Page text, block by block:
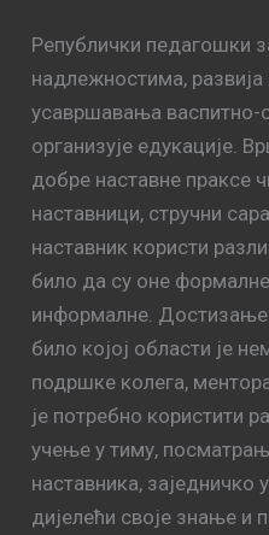
Републички педагошки
надлежностима, развија
усавршавања васпитно-
организује едукације.
добре наставне праксе
наставници, стручни
наставник користи
било да су оне
информалне. Достизање
било којој области је
подршке колега,
је потребно користити
учење у тиму,
наставника, заједничко
дијелећи своје знање и